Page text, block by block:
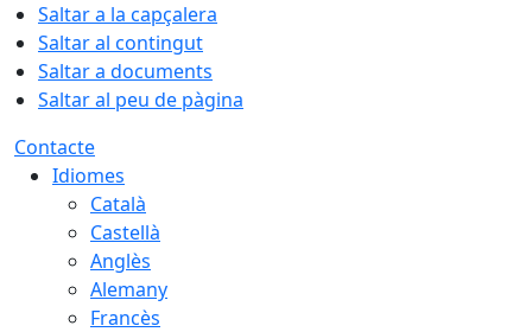
Saltar a la capçalera
Saltar al contingut
Saltar a documents
Saltar al peu de pàgina
Contacte
Idiomes
Català
Castellà
Anglès
Alemany
Francès